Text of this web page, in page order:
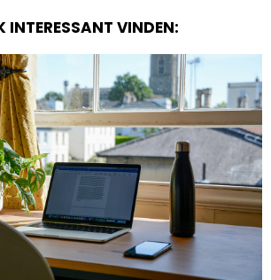
INTERESSANT VINDEN: